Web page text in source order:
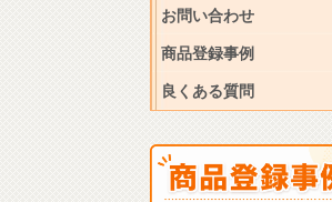
お問い合わせ
商品登録事例
良くある質問